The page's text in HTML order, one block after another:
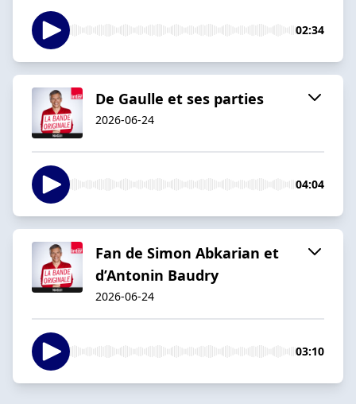
02:34
De Gaulle et ses parties
2026-06-24
04:04
Fan de Simon Abkarian et
d’Antonin Baudry
2026-06-24
03:10